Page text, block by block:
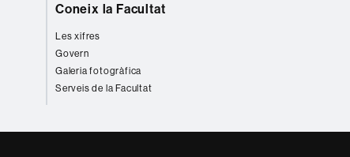
Coneix la Facultat
Les xifres
Govern
Galeria fotogràfica
Serveis de la Facultat